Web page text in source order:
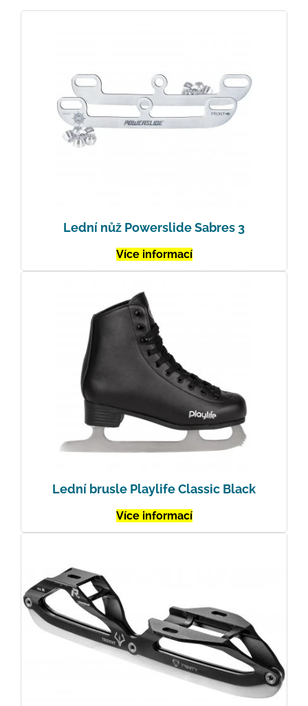
Lední nůž Powerslide Sabres 3
Více informací
Lední brusle Playlife Classic Black
Více informací